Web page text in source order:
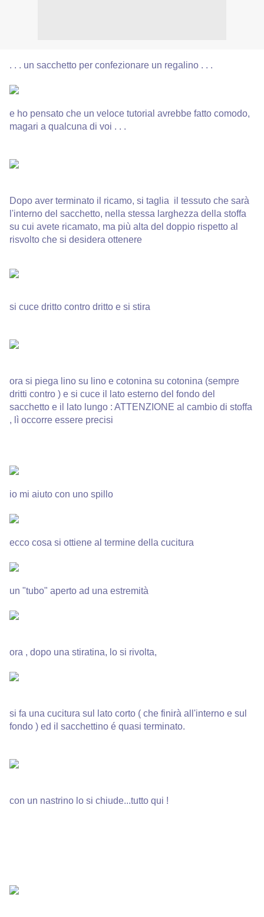
. . . un sacchetto per confezionare un regalino . . .
e ho pensato che un veloce tutorial avrebbe fatto comodo,
magari a qualcuna di voi . . .
Dopo aver terminato il ricamo, si taglia il tessuto che sarà
l'interno del sacchetto, nella stessa larghezza della stoffa
su cui avete ricamato, ma più alta del doppio rispetto al
risvolto che si desidera ottenere
si cuce dritto contro dritto e si stira
ora si piega lino su lino e cotonina su cotonina (sempre
dritti contro ) e si cuce il lato esterno del fondo del
sacchetto e il lato lungo : ATTENZIONE al cambio di stoffa
, lì occorre essere precisi
io mi aiuto con uno spillo
ecco cosa si ottiene al termine della cucitura
un "tubo" aperto ad una estremità
ora , dopo una stiratina, lo si rivolta,
si fa una cucitura sul lato corto ( che finirà all'interno e sul
fondo ) ed il sacchettino é quasi terminato.
con un nastrino lo si chiude...tutto qui !